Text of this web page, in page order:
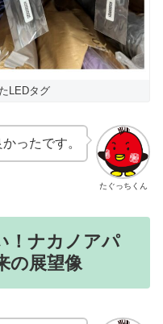
LEDタグ
たぐっちくん
ったです。
！ナカノアパ
の展望像